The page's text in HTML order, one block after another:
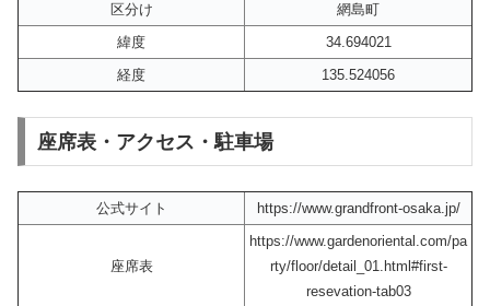
区分け
網島町
緯度
34.694021
経度
135.524056
座席表・アクセス・駐車場
公式サイト https://www.grandfront-osaka.jp/
座席表
https://www.gardenoriental.com/pa
rty/floor/detail_01.html#first-
resevation-tab03